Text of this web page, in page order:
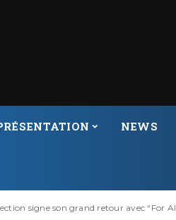
NEWS
signe son grand retour avec “For